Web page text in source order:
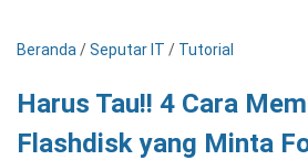
Beranda /Seputar IT / Tutorial
Harus Tau!! 4 Cara
Flashdisk yang Minta